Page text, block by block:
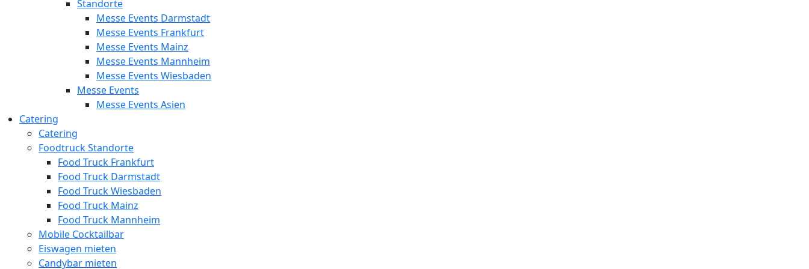
Standorte
Messe Events Darmstadt
Messe Events Frankfurt
Messe Events Mainz
Messe Events Mannheim
Messe Events Wiesbaden
Messe Events
Messe Events Asien
Catering
Catering
Foodtruck Standorte
Food Truck Frankfurt
Food Truck Darmstadt
Food Truck Wiesbaden
Food Truck Mainz
Food Truck Mannheim
Mobile Cocktailbar
Eiswagen mieten
Candybar mieten